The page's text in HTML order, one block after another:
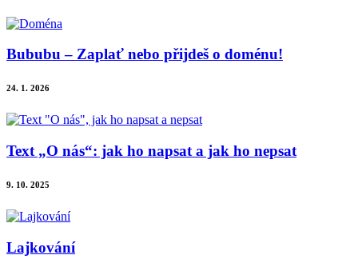
Bububu – Zaplať nebo přijdeš o doménu!
24. 1. 2026
Text „O nás“: jak ho napsat a jak ho nepsat
9. 10. 2025
Lajkování